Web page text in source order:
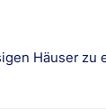
Häuser zu